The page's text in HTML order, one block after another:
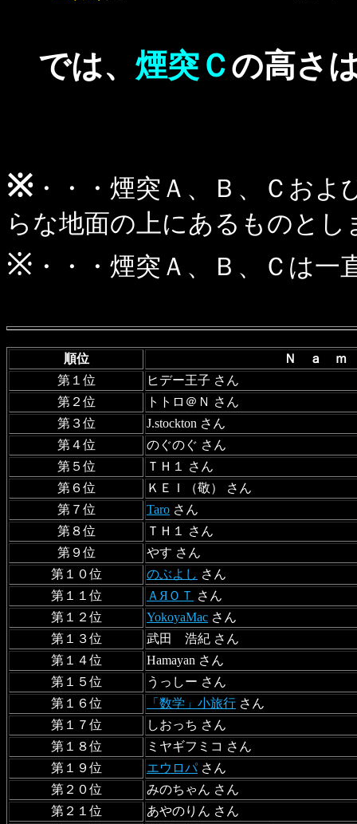
では、 煙突Ｃの高さ
※ ・・・煙突Ａ、Ｂ、Ｃお
らな地面の上にあるものとし
※ ・・・煙突Ａ、Ｂ、Ｃは
順位
Ｎ ａ
第１位
ヒデー王子 さん
第２位
トトロ＠Ｎ さん
第３位
J.stockton さん
第４位
のぐのぐ さん
第５位
ＴＨ１ さん
第６位
ＫＥＩ（敬） さん
第７位
Taro さん
第８位
ＴＨ１ さん
第９位
やす さん
第１０位
のぶよし さん
第１１位
ＡЯＯＴ さん
第１２位
YokoyaMac さん
第１３位
武田 浩紀 さん
第１４位
Hamayan さん
第１５位
うっしー さん
第１６位
「数学」小旅行 さん
第１７位
しおっち さん
第１８位
ミヤギフミコ さん
第１９位
エウロパさん
第２０位
みのちゃん さん
第２１位
あやのりん さん